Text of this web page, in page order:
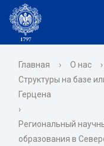
Главная › О нас ›
Структуры на базе
Герцена
›
Региональный
образования в